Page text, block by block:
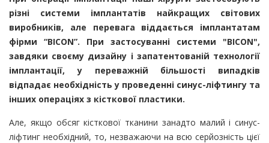
різні системи імплантатів найкращих світових
виробників, але перевага віддається імплантатам
фірми “BICON”. При застосуванні системи "BICON",
завдяки своєму дизайну і запатентованій технології
імплантації, у переважній більшості випадків
відпадає необхідність у проведенні синус-ліфтингу та
інших операціях з кісткової пластики.
Але, якщо обсяг кісткової тканини занадто малий і синус-
ліфтинг необхідний, то, незважаючи на всю серйозність цієї